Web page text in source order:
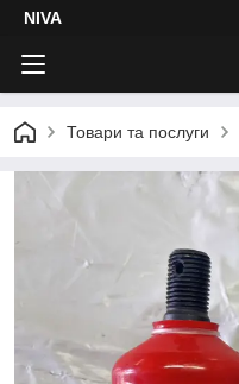
NIVA
Товари та послуги